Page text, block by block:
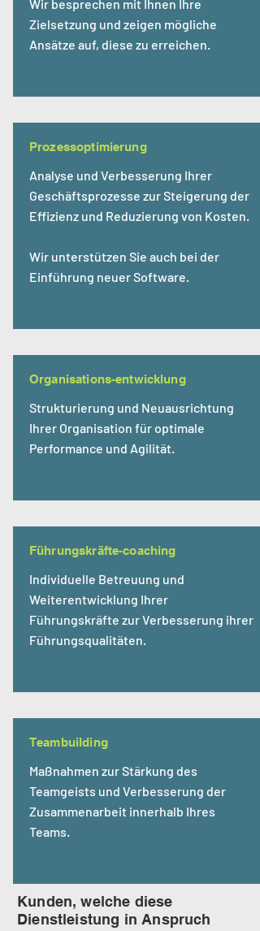
Wir besprechen mit Ihnen Ihre
Zielsetzung und zeigen mögliche
Ansätze auf, diese zu erreichen.
Prozessoptimierung
Analyse und Verbesserung Ihrer
Geschäftsprozesse zur Steigerung der
Effizienz und Reduzierung von Kosten.
Wir unterstützen Sie auch bei der
Einführung neuer Software.
Organisations-entwicklung
Strukturierung und Neuausrichtung
Ihrer Organisation für optimale
Performance und Agilität.
Führungskräfte-coaching
Individuelle Betreuung und
Weiterentwicklung Ihrer
Führungskräfte zur Verbesserung ihrer
Führungsqualitäten.
Teambuilding
Maßnahmen zur Stärkung des
Teamgeists und Verbesserung der
Zusammenarbeit innerhalb Ihres
Teams.
Kunden, welche diese
Dienstleistung in Anspruch